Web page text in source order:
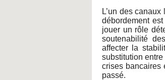
L’un des
débordement
jouer un rôle
soutenabilité
affecter la
substitution
crises bancaires
passé.